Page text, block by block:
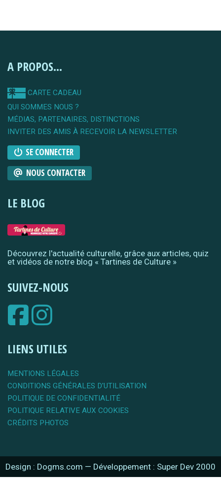
A PROPOS...
CARTE CADEAU
QUI SOMMES NOUS ?
MÉDIAS, PARTENAIRES, DISTINCTIONS
INVITER DES AMIS À RECEVOIR LA NEWSLETTER
SE CONNECTER
NOUS CONTACTER
LE BLOG
Découvrez l'actualité culturelle, grâce aux articles, quiz
et vidéos de notre blog « Tartines de Culture »
SUIVEZ-NOUS
LIENS UTILES
MENTIONS LÉGALES
CONDITIONS GÉNÉRALES D'UTILISATION
POLITIQUE DE CONFIDENTIALITÉ
POLITIQUE RELATIVE AUX COOKIES
CRÉDITS PHOTOS
Design : Dogms.com — Développement : Super Dev 2000